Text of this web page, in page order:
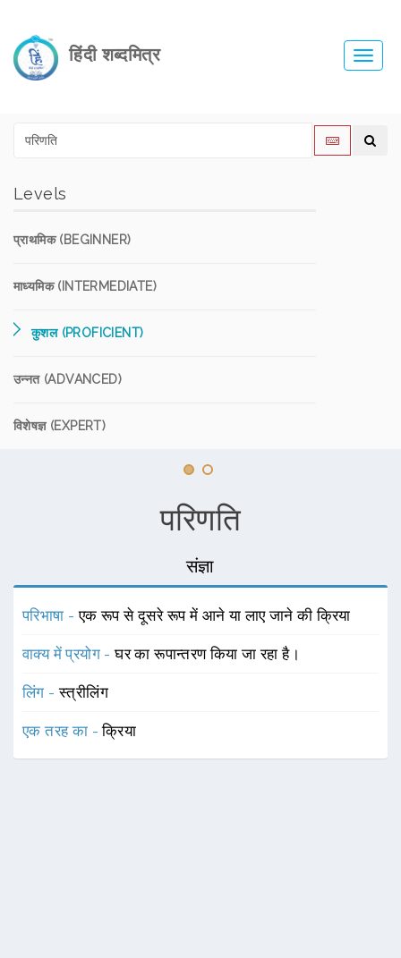
हिंदी शब्दमित्र
Levels
प्राथमिक (BEGINNER)
माध्यमिक (INTERMEDIATE)
कुशल (PROFICIENT)
उन्नत (ADVANCED)
विशेषज्ञ (EXPERT)
परिणति
संज्ञा
परिभाषा -एक रूप से दूसरे रूप में आने या लाए जाने की क्रिया
वाक्य में प्रयोग -घर का रूपान्तरण किया जा रहा है।
लिंग -स्त्रीलिंग
एक तरह का -क्रिया